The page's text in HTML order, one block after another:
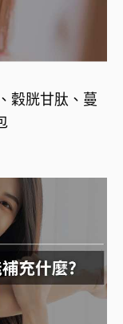
穀胱甘肽、蔓